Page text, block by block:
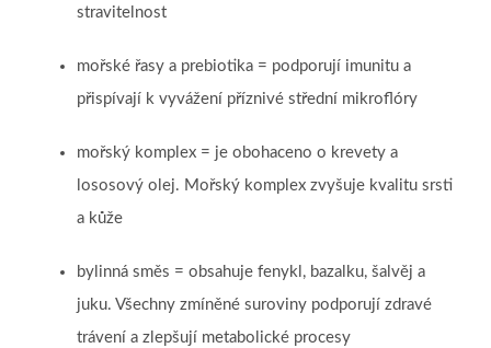
stravitelnost
mořské řasy a prebiotika = podporují imunitu a
přispívají k vyvážení příznivé střední mikroflóry
mořský komplex = je obohaceno o krevety a
lososový olej. Mořský komplex zvyšuje kvalitu srsti
a kůže
bylinná směs = obsahuje fenykl, bazalku, šalvěj a
juku. Všechny zmíněné suroviny podporují zdravé
trávení a zlepšují metabolické procesy